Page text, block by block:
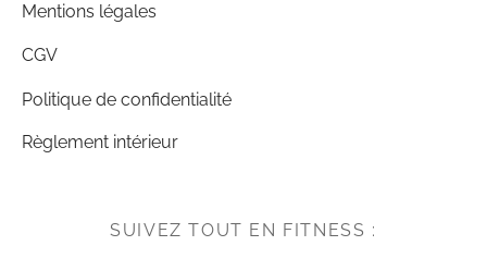
Mentions légales
CGV
Politique de confidentialité
Règlement intérieur
SUIVEZ TOUT EN FITNESS :